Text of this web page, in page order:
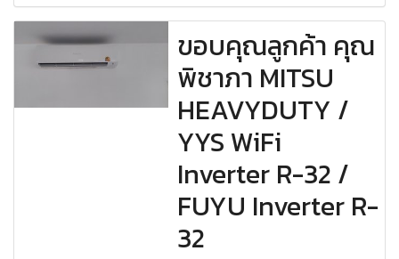
ขอบคุณลูกค้า คุณ
พิชาภา MITSU
HEAVYDUTY /
YYS WiFi
Inverter R-32 /
FUYU Inverter R-
32